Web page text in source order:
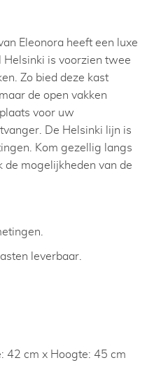
Eleonora heeft een luxe
is voorzien twee
Zo bied deze kast
de open vakken
voor uw
De Helsinki lijn is
Kom gezellig langs
de mogelijkheden van de
leverbaar.
42 cm x Hoogte: 45 cm